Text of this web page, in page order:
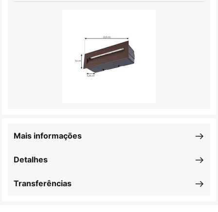
Detalhes
Mais informações
Transferências